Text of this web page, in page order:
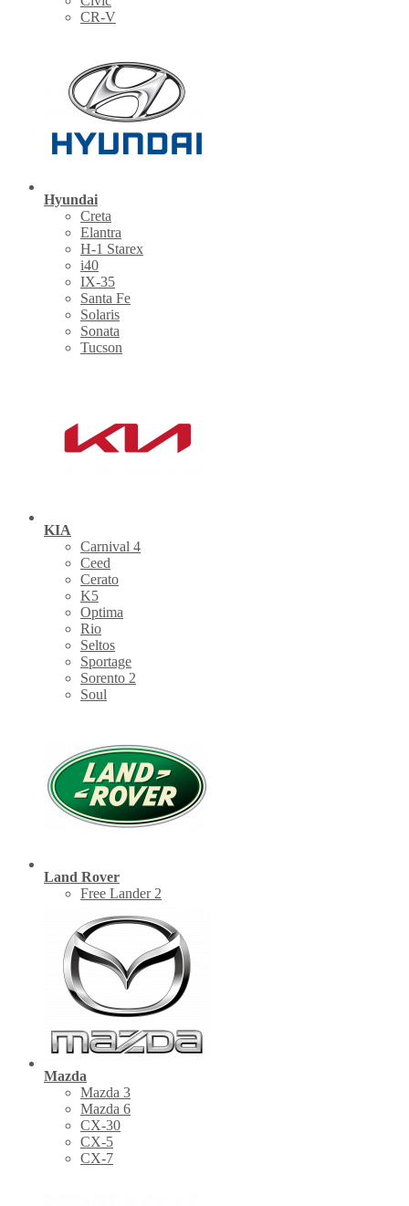
CR-V
Hyundai
Creta
Elantra
H-1 Starex
i40
IX-35
Santa Fe
Solaris
Sonata
Tucson
KIA
Carnival 4
Ceed
Cerato
K5
Optima
Rio
Seltos
Sportage
Sorento 2
Soul
Land Rover
Free Lander 2
Mazda
Mazda 3
Mazda 6
CX-30
СХ-5
CX-7